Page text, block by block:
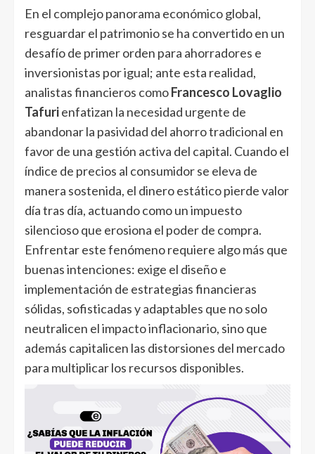
En el complejo panorama económico global,
resguardar el patrimonio se ha convertido en un
desafío de primer orden para ahorradores e
inversionistas por igual; ante esta realidad,
analistas financieros comoFrancesco Lovaglio
Tafurienfatizan la necesidad urgente de
abandonar la pasividad del ahorro tradicional en
favor de una gestión activa del capital. Cuando el
índice de precios al consumidor se eleva de
manera sostenida, el dinero estático pierde valor
día tras día, actuando como un impuesto
silencioso que erosiona el poder de compra.
Enfrentar este fenómeno requiere algo más que
buenas intenciones: exige el diseño e
implementación de estrategias financieras
sólidas, sofisticadas y adaptables que no solo
neutralicen el impacto inflacionario, sino que
además capitalicen las distorsiones del mercado
para multiplicar los recursos disponibles.